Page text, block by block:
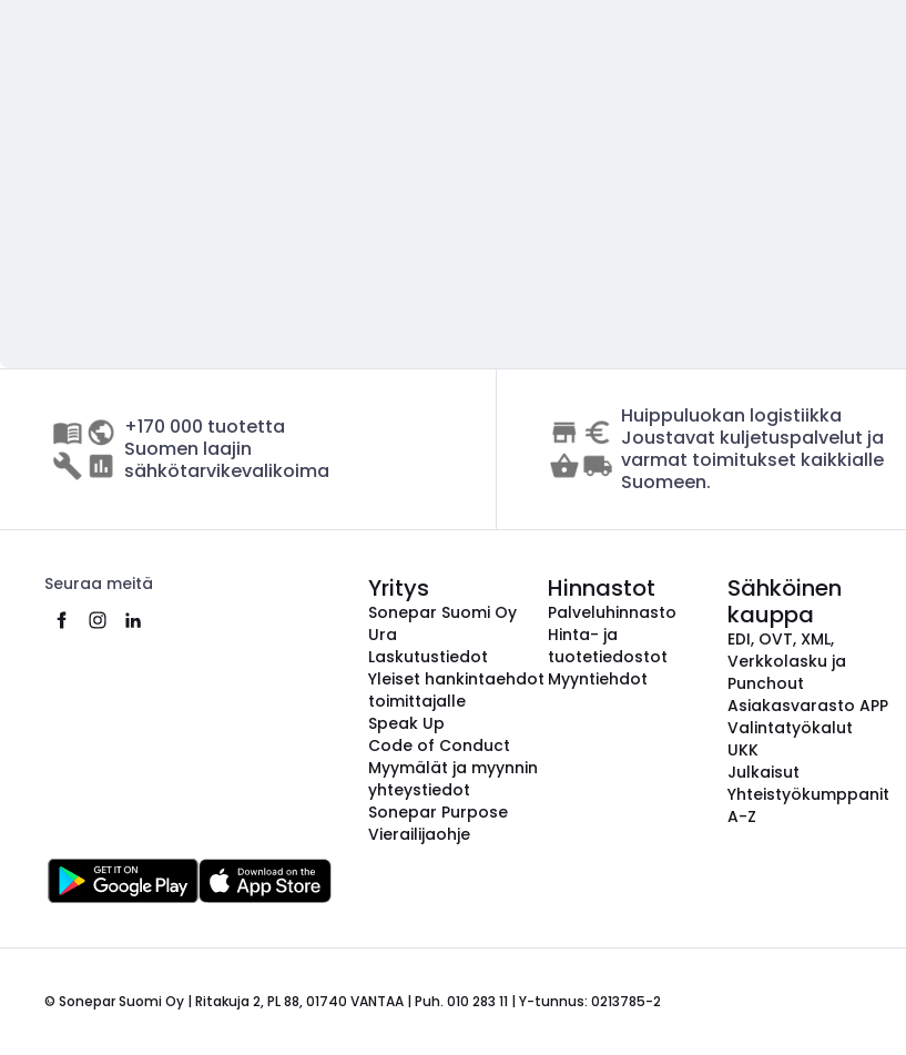
+170 000 tuotetta
Suomen laajin
sähkötarvikevalikoima
Huippuluokan logistiikka
Joustavat kuljetuspalvelut ja
varmat toimitukset kaikkialle
Suomeen.
Seuraa meitä Yritys
Sonepar Suomi Oy
Ura
Laskutustiedot
Yleiset hankintaehdot
toimittajalle
Speak Up
Code of Conduct
Myymälät ja myynnin
yhteystiedot
Sonepar Purpose
Vierailijaohje
Hinnastot
Palveluhinnasto
Hinta- ja
tuotetiedostot
Myyntiehdot
Sähköinen
kauppa
EDI, OVT, XML,
Verkkolasku ja
Punchout
Asiakasvarasto APP
Valintatyökalut
UKK
Julkaisut
Yhteistyökumppanit
A-Z
© Sonepar Suomi Oy | Ritakuja 2, PL 88, 01740 VANTAA | Puh. 010 283 11 | Y-tunnus: 0213785-2